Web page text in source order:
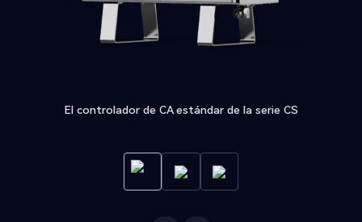
El controlador de CA estándar de la serie CS